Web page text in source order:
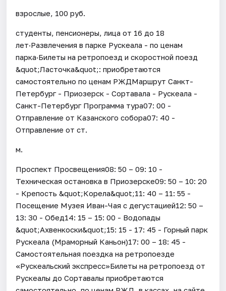
взрослые, 100 руб.
студенты, пенсионеры, лица от 16 до 18
лет·Развлечения в парке Рускеала - по ценам
парка·Билеты на ретропоезд и скоростной поезд
&quot;Ласточка&quot;: приобретаются
самостоятельно по ценам РЖДМаршрут Санкт-
Петербург - Приозерск - Сортавала - Рускеала -
Санкт-Петербург Программа тура07: 00 -
Отправление от Казанского собора07: 40 -
Отправление от ст.
м.
Проспект Просвещения08: 50 – 09: 10 -
Техническая остановка в Приозерске09: 50 – 10: 20
- Крепость &quot;Корела&quot;11: 40 – 11: 55 -
Посещение Музея Иван-Чая с дегустацией12: 50 –
13: 30 - Обед14: 15 – 15: 00 - Водопады
&quot;Ахвенкоски&quot;15: 15 - 17: 45 - Горный парк
Рускеала (Мраморный Каньон)17: 00 – 18: 45 -
Самостоятельная поездка на ретропоезде
«Рускеальский экспресс»Билеты на ретропоезд от
Рускеалы до Сортавалы приобретаются